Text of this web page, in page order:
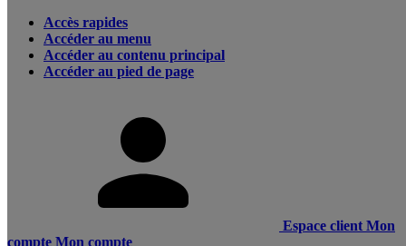
Accès rapides
Accéder au menu
Accéder au contenu principal
Accéder au pied de page
Espace client Mon
compte Mon compte